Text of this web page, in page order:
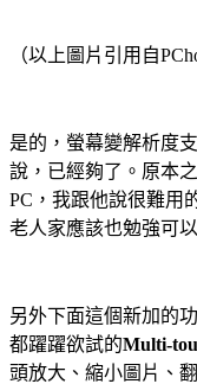
（以上圖片引用自
是的，螢幕變解析度
說，已經夠了。原本
PC，我跟他說很難用
老人家應該也勉強可
另外下面這個新加的
都躍躍欲試的Multi-
頭放大、縮小圖片、